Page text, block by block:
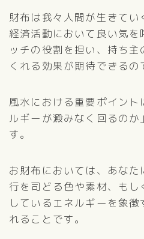
財布は我々人間が生きて
経済活動において良い気を
ッチの役割を担い、持ち
くれる効果が期待できるの
風水における重要ポイン
ルギーが澱みなく回るの
す。
お財布においては、あな
行を司どる色や素材、も
しているエネルギーを象
れることです。